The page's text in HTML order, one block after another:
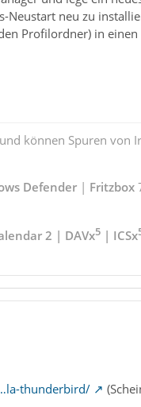
neu zu
Profilordner) in
können Spuren von
Defender| Fritzbox
2 | DAVx5| ICSx
thunderbird/